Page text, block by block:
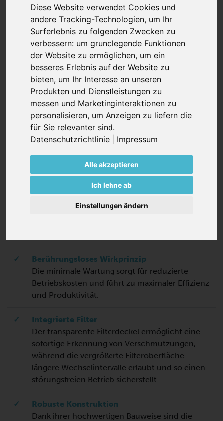
Diese Website verwendet Cookies und
andere Tracking-Technologien, um Ihr
Surferlebnis zu folgenden Zwecken zu
verbessern: um grundlegende Funktionen
der Website zu ermöglichen, um ein
besseres Erlebnis auf der Website zu
bieten, um Ihr Interesse an unseren
Produkten und Dienstleistungen zu
messen und Marketinginteraktionen zu
personalisieren, um Anzeigen zu liefern die
für Sie relevanter sind.
Datenschutzrichtlinie
Impressum
Alle akzeptieren
Ich lehne ab
Einstellungen ändern
gegenseitig noch das Gehäuse.
Das macht diese trockenen Verdrängerpumpen
besonders wartungsarm. Die Klauentechnologie sorgt
für einen hohen Wirkungsgrad und die niedrigen
installierten Motorleistungen für einen geringen
Energieverbrauch. Mit unserem Fokus auf
umweltfreundliche Technologie sorgen unsere Klauen-
Verdichter für eine nachhaltige Produktionsweise in
zahlreichen industriellen Prozessen.
Technische Beratung anfragen
✓
Berührungsloses Wirkprinzip
Die minimale Wartung sorgt für reduzierte
Betriebskosten und führt zu maximaler Effizienz
und Produktivität.
✓
Integrierte Filter
Der transparente Filterdeckel ermöglicht eine
sofortige Erkennung von Verschmutzungen,
während die vergrößerte Filteroberfläche
längere Wechselintervalle erlaubt und so einen
störungsfreien Betrieb sicherstellt.
✓
Robuste Konstruktion
Dank ihrer hochwertigen Bauweise sind die